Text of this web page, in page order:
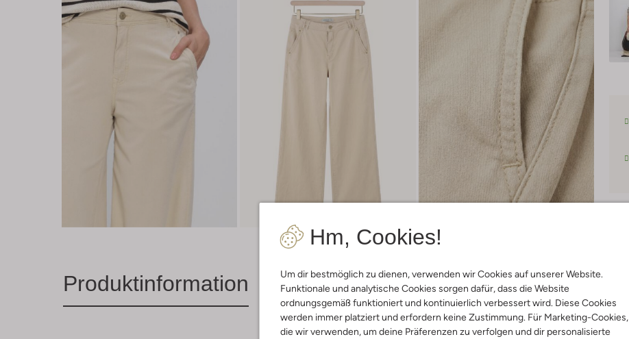
Hm, Cookies!
Um dir bestmöglich zu dienen, verwenden wir Cookies auf unserer Website.
Funktionale und analytische Cookies sorgen dafür, dass die Website
ordnungsgemäß funktioniert und kontinuierlich verbessert wird. Diese Cookies
werden immer platziert und erfordern keine Zustimmung. Für Marketing-Cookies,
die wir verwenden, um deine Präferenzen zu verfolgen und dir personalisierte
Produktinformation Lieferung & Rückgabe